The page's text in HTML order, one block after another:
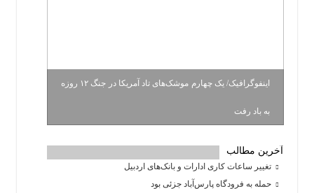
اینفوگرافیک/ یک چهارم موشک‌های تاد آمریکا در جنگ ۱۲ روزه
به باد رفت
آخرین مطالب
تغییر ساعات کاری ادارات و بانک‌های اردبیل
حمله به فرودگاه پارس‌‌آباد جزئی بود